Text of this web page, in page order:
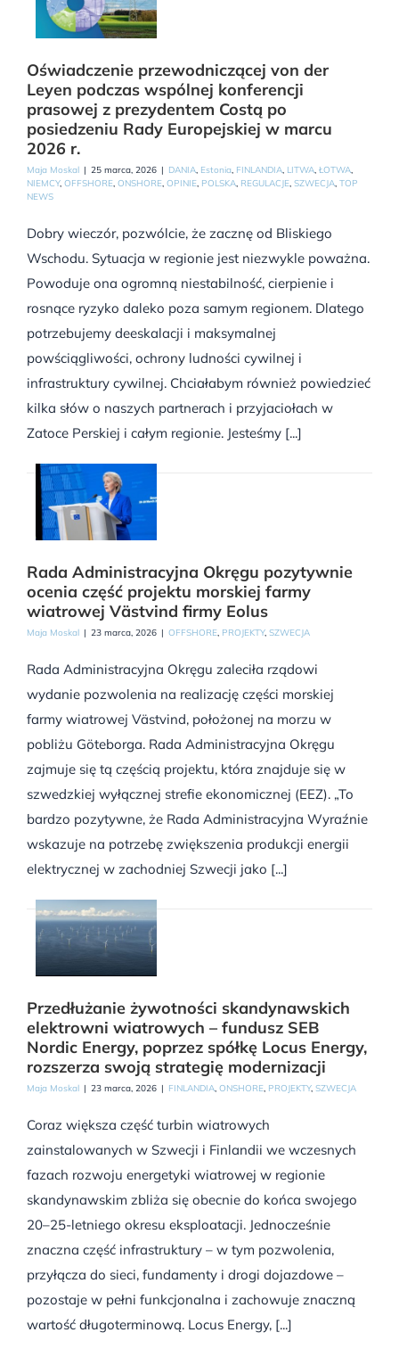
Oświadczenie przewodniczącej von der
Leyen podczas wspólnej konferencji
prasowej z prezydentem Costą po
posiedzeniu Rady Europejskiej w marcu
2026 r.
Maja Moskal | 25 marca, 2026 | DANIA, Estonia, FINLANDIA, LITWA, ŁOTWA,
NIEMCY, OFFSHORE, ONSHORE, OPINIE, POLSKA, REGULACJE, SZWECJA, TOP
NEWS
Dobry wieczór, pozwólcie, że zacznę od Bliskiego
Wschodu. Sytuacja w regionie jest niezwykle poważna.
Powoduje ona ogromną niestabilność, cierpienie i
rosnące ryzyko daleko poza samym regionem. Dlatego
potrzebujemy deeskalacji i maksymalnej
powściągliwości, ochrony ludności cywilnej i
infrastruktury cywilnej. Chciałabym również powiedzieć
kilka słów o naszych partnerach i przyjaciołach w
Zatoce Perskiej i całym regionie. Jesteśmy [...]
Rada Administracyjna Okręgu pozytywnie
ocenia część projektu morskiej farmy
wiatrowej Västvind firmy Eolus
Maja Moskal | 23 marca, 2026 | OFFSHORE, PROJEKTY, SZWECJA
Rada Administracyjna Okręgu zaleciła rządowi
wydanie pozwolenia na realizację części morskiej
farmy wiatrowej Västvind, położonej na morzu w
pobliżu Göteborga. Rada Administracyjna Okręgu
zajmuje się tą częścią projektu, która znajduje się w
szwedzkiej wyłącznej strefie ekonomicznej (EEZ). „To
bardzo pozytywne, że Rada Administracyjna Wyraźnie
wskazuje na potrzebę zwiększenia produkcji energii
elektrycznej w zachodniej Szwecji jako [...]
Przedłużanie żywotności skandynawskich
elektrowni wiatrowych – fundusz SEB
Nordic Energy, poprzez spółkę Locus Energy,
rozszerza swoją strategię modernizacji
Maja Moskal | 23 marca, 2026 | FINLANDIA, ONSHORE, PROJEKTY, SZWECJA
Coraz większa część turbin wiatrowych
zainstalowanych w Szwecji i Finlandii we wczesnych
fazach rozwoju energetyki wiatrowej w regionie
skandynawskim zbliża się obecnie do końca swojego
20–25-letniego okresu eksploatacji. Jednocześnie
znaczna część infrastruktury – w tym pozwolenia,
przyłącza do sieci, fundamenty i drogi dojazdowe –
pozostaje w pełni funkcjonalna i zachowuje znaczną
wartość długoterminową. Locus Energy, [...]